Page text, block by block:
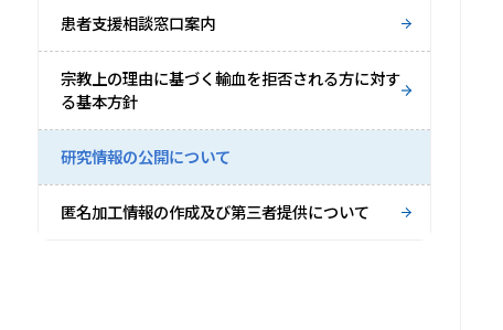
患者支援相談窓口案内
宗教上の理由に基づく輸血を拒否される方に対す
る基本方針
研究情報の公開について
匿名加工情報の作成及び第三者提供について